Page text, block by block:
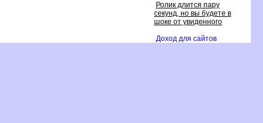
Ролик длится пару
секунд, но вы будете
шоке от увиденного
Доход для сайто